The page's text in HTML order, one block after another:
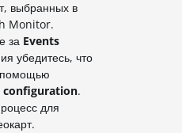
выбранных в
Monitor.
за Events
убедитесь, что
помощью
configuration.
для